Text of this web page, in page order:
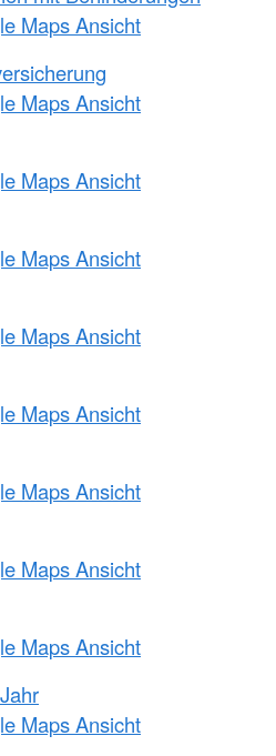
Maps Ansicht
Maps Ansicht
Maps Ansicht
Maps Ansicht
Maps Ansicht
Maps Ansicht
Maps Ansicht
Maps Ansicht
Maps Ansicht
Maps Ansicht